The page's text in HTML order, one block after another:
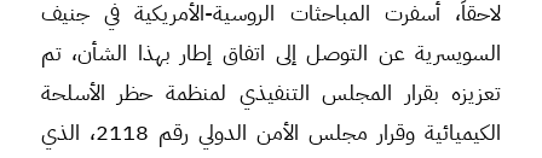
لاحقاً، أسفرت المباحثات الروسية-الأمريكية في جنيف
السويسرية عن التوصل إلى اتفاق إطار بهذا الشأن، تم
تعزيزه بقرار المجلس التنفيذي لمنظمة حظر الأسلحة
الكيميائية وقرار مجلس الأمن الدولي رقم 2118، الذي